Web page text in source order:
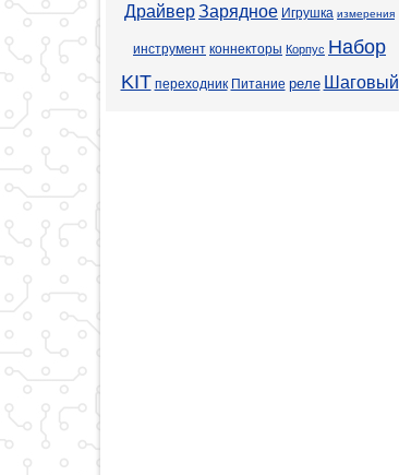
ДрайверЗарядное Игрушка измерения
инструмент коннекторы Корпус Набор
KIT переходник Питание реле Шаговый